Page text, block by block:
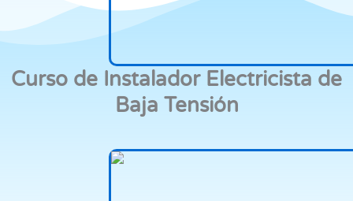
Curso de Instalador Electricista de
Baja Tensión